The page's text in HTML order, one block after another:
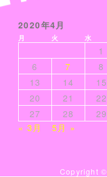
2020年4月
月 火 水
1
6
7 8
13
14 15
20
21 22
27
28 29
« 3月
5月 »
Copyright ©